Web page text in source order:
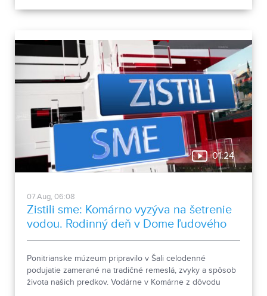
01:24
07.Aug, 06:08
Zistili sme: Komárno vyzýva na šetrenie
vodou. Rodinný deň v Dome ľudového
bývania a architektúry
Ponitrianske múzeum pripravilo v Šali celodenné
podujatie zamerané na tradičné remeslá, zvyky a spôsob
života našich predkov. Vodárne v Komárne z dôvodu